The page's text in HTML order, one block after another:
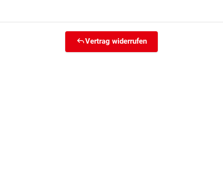
Vertrag widerrufen